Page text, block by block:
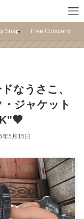
Snap Free Company
なうさこ、
ジャケット
年5月15日